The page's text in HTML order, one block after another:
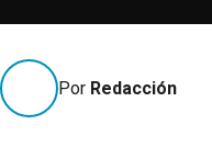
Por Redacción